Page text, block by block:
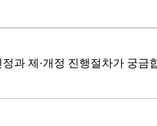
과 제·개정 진행절차가 궁금